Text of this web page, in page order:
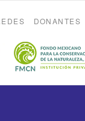
DONANTES